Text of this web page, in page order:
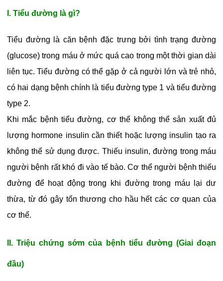
I. Tiểu đường là gì?
Tiểu đường là căn bệnh đặc trưng bởi tình trạng đường
(glucose) trong máu ở mức quá cao trong một thời gian dài
liên tục. Tiểu đường có thể gặp ở cả người lớn và trẻ nhỏ,
có hai dạng bệnh chính là tiểu đường type 1 và tiểu đường
type 2.
Khi mắc bệnh tiểu đường, cơ thể không thể sản xuất đủ
lượng hormone insulin cần thiết hoặc lượng insulin tạo ra
không thể sử dụng được. Thiếu insulin, đường trong máu
người bệnh rất khó đi vào tế bào. Cơ thể người bệnh thiếu
đường để hoạt động trong khi đường trong máu lại dư
thừa, từ đó gây tổn thương cho hầu hết các cơ quan của
cơ thể.
II. Triệu chứng sớm của bệnh tiểu đường (Giai đoạn
đầu)